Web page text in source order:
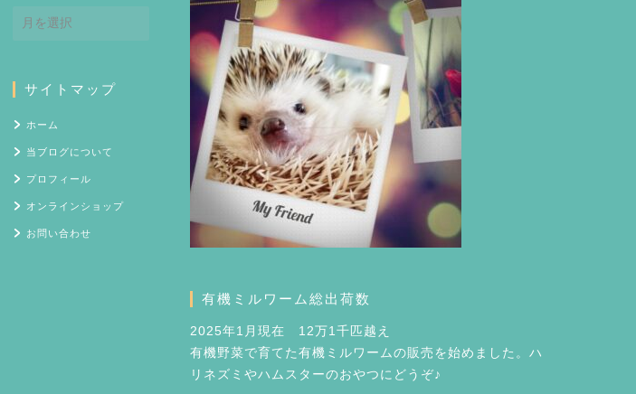
ア
ー
ブサイトマップ
ホーム
当ブログについて
プロフィール
オンラインショップ
お問い合わせ
有機ミルワーム総出荷数
2025年1月現在 12万1千匹越え
有機野菜で育てた有機ミルワームの販売を始めました。ハ
リネズミやハムスターのおやつにどうぞ♪